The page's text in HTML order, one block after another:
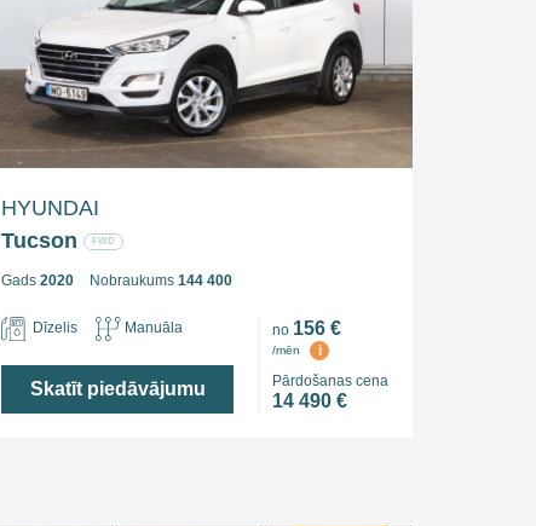
HYUNDAI
Tucson
FWD
Gads 2020 Nobraukums 144 400
Dīzelis Manuāla
Skatīt piedāvājumu
no 156 €
/mēn
i
Pārdošanas cena
14 490 €